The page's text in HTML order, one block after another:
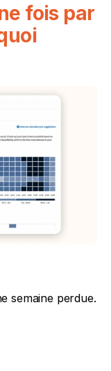
fois par
semaine perdue.